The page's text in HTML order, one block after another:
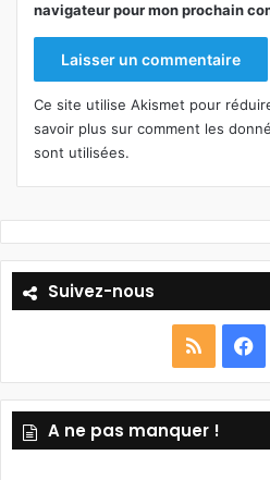
navigateur pour mon prochain
Ce site utilise Akismet pour
savoir plus sur comment les
sont utilisées.
Suivez-nous
S
S
a
A ne pas manquer !